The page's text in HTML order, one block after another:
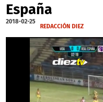
España
2018-02-25
REDACCIÓN DIEZ